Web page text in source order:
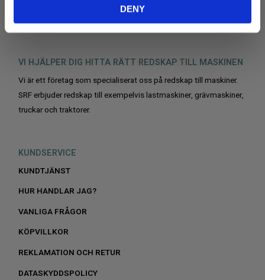
DENY
VI HJÄLPER DIG HITTA RÄTT REDSKAP TILL MASKINEN
Vi är ett företag som specialiserat oss på redskap till maskiner.
SRF erbjuder redskap till exempelvis lastmaskiner, grävmaskiner,
truckar och traktorer.
KUNDSERVICE
KUNDTJÄNST
HUR HANDLAR JAG?
VANLIGA FRÅGOR
KÖPVILLKOR
REKLAMATION OCH RETUR
DATASKYDDSPOLICY